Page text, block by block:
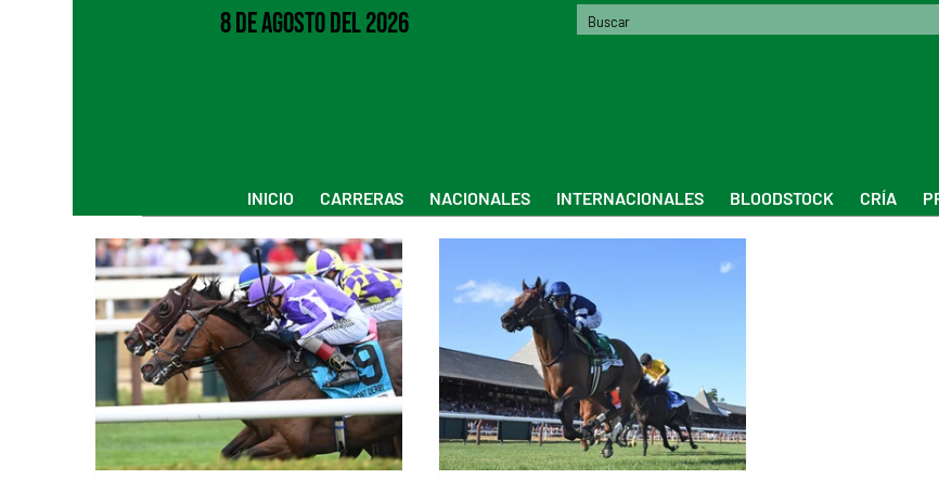
8 de Agosto del 2026
INICIO CARRERAS NACIONALES INTERNACIONALES BLOODSTOCK CRÍA